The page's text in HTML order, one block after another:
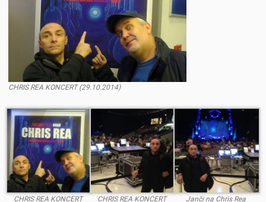
CHRIS REA KONCERT (29.10.2014)
CHRIS REA KONCERT
CHRIS REA KONCERT
Janči na Chris Rea